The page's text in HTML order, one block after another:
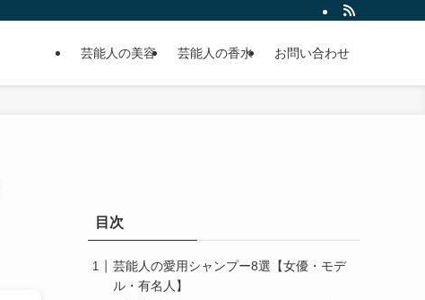
芸能人の美容 芸能人の香水 お問い合わせ
目次
芸能人の愛用シャンプー8選【女優・モデ
ル・有名人】